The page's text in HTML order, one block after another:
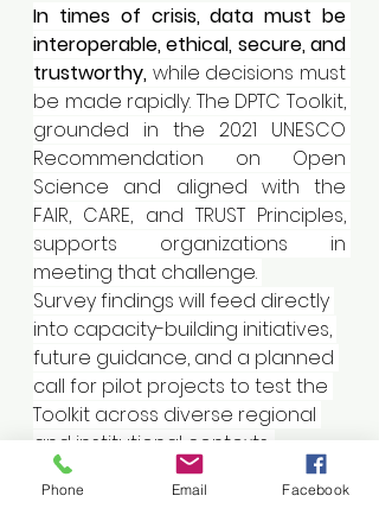
In times of crisis, data must be
interoperable, ethical, secure, and
trustworthy, while decisions must
be made rapidly. The DPTC Toolkit,
grounded in the 2021 UNESCO
Recommendation on Open
Science and aligned with the
FAIR, CARE, and TRUST Principles,
supports organizations in
meeting that challenge.
Survey findings will feed directly
into capacity-building initiatives,
future guidance, and a planned
call for pilot projects to test the
Toolkit across diverse regional
and institutional contexts.
For full background, read the
article:
Phone Email Facebook